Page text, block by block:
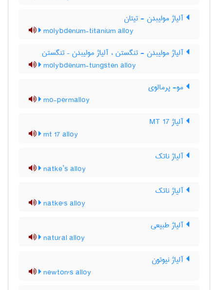
آلیاژ مولیبدن - تیتان
molybdenum-titanium alloy
آلیاژ مولیبدن - تنگستن ، آلیاژ مولیبدن – تنگستن
molybdenum-tungsten alloy
مو- پرمالوی
mo-permalloy
آلیاژ MT 17
mt 17 alloy
آلیاژ ناتک
natke’s alloy
آلیاژ ناتک
natke's alloy
آلیاژ طبیعی
natural alloy
آلیاژ نیوتون
newton's alloy